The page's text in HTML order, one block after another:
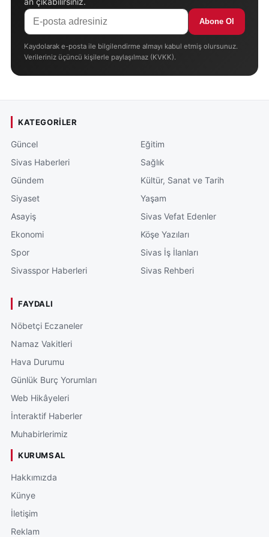
Abone Ol
Kaydolarak e-posta ile bilgilendirme almayı kabul etmiş olursunuz.
Verileriniz üçüncü kişilerle paylaşılmaz (KVKK).
KATEGORILER
Güncel
Sivas Haberleri
Gündem
Siyaset
Asayiş
Ekonomi
Spor
Sivasspor Haberleri
Eğitim
Sağlık
Kültür, Sanat ve Tarih
Yaşam
Sivas Vefat Edenler
Köşe Yazıları
Sivas İş İlanları
Sivas Rehberi
FAYDALI
Nöbetçi Eczaneler
Namaz Vakitleri
Hava Durumu
Günlük Burç Yorumları
Web Hikâyeleri
İnteraktif Haberler
Muhabirlerimiz
KURUMSAL
Hakkımızda
Künye
İletişim
Reklam